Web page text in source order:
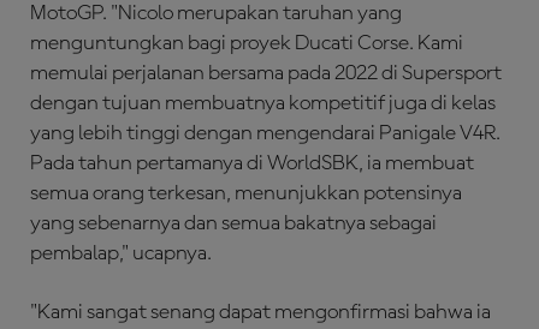
MotoGP. "Nicolo merupakan taruhan yang
menguntungkan bagi proyek Ducati Corse. Kami
memulai perjalanan bersama pada 2022 di Supersport
dengan tujuan membuatnya kompetitif juga di kelas
yang lebih tinggi dengan mengendarai Panigale V4R.
Pada tahun pertamanya di WorldSBK, ia membuat
semua orang terkesan, menunjukkan potensinya
yang sebenarnya dan semua bakatnya sebagai
pembalap," ucapnya.
"Kami sangat senang dapat mengonfirmasi bahwa ia